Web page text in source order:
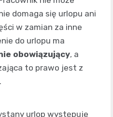
domaga się urlopu ani
w zamian za inne
do urlopu ma
obowiązujący, a
to prawo jest z
urlop występuje